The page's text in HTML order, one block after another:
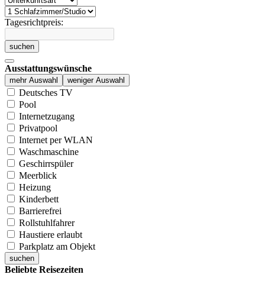
Tagesrichtpreis:
suchen
Ausstattungswünsche
mehr Auswahl weniger Auswahl
Deutsches TV
Pool
Internetzugang
Privatpool
Internet per WLAN
Waschmaschine
Geschirrspüler
Meerblick
Heizung
Kinderbett
Barrierefrei
Rollstuhlfahrer
Haustiere erlaubt
Parkplatz am Objekt
suchen
Beliebte Reisezeiten